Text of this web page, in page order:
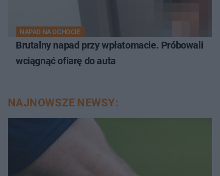
NAPAD NA OCHOCIE
Brutalny napad przy wpłatomacie. Próbowali
wciągnąć ofiarę do auta
NAJNOWSZE NEWSY: